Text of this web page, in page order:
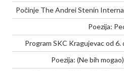
Počinje The Andrei Stenin
Poezija:
Program SKC Kragujevac od
Poezija: (Ne bih